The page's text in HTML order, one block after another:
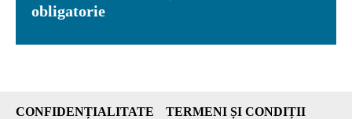
obligatorie
CONFIDENȚIALITATE
TERMENI ȘI CONDIȚII